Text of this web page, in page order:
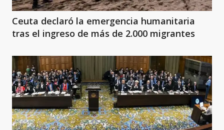
Ceuta declaró la emergencia humanitaria
tras el ingreso de más de 2.000 migrantes